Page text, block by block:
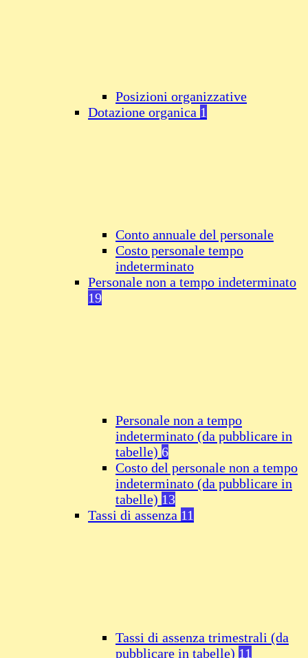
Posizioni organizzative
Dotazione organica 1
Conto annuale del personale
Costo personale tempo
indeterminato
Personale non a tempo indeterminato
19
Personale non a tempo
indeterminato (da pubblicare in
tabelle) 6
Costo del personale non a tempo
indeterminato (da pubblicare in
tabelle) 13
Tassi di assenza 11
Tassi di assenza trimestrali (da
pubblicare in tabelle) 11